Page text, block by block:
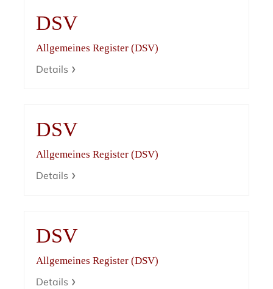
DSV
Allgemeines Register (DSV)
Details
DSV
Allgemeines Register (DSV)
Details
DSV
Allgemeines Register (DSV)
Details